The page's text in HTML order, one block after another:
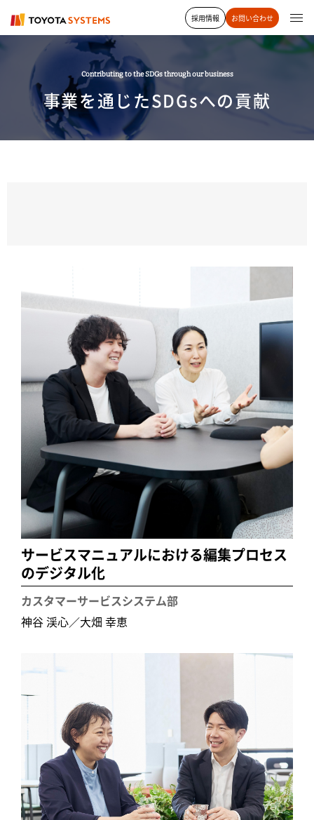
採用情報 お問い合わせ
Contributing to the SDGs through our business
事業を通じたSDGsへの貢献
サービスマニュアルにおける編集プロセス
のデジタル化
カスタマーサービスシステム部
神谷 渓心／大畑 幸恵